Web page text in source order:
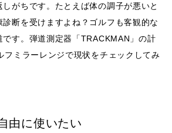
がちです。たとえば体の調子が悪いと
断を受けますよね？ゴルフも客観的な
す。弾道測定器「TRACKMAN」の計
フミラーレンジで現状をチェックしてみ
由に使いたい